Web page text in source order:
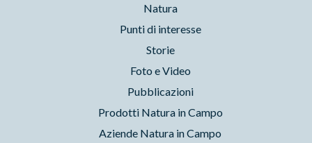
Natura
Punti di interesse
Storie
Foto e Video
Pubblicazioni
Prodotti Natura in Campo
Aziende Natura in Campo